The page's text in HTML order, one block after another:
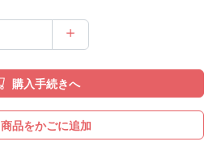
購入手続きへ
商品をかごに追加